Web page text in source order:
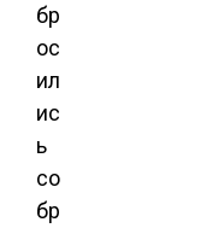
бр
ос
ил
ис
ь
со
бр